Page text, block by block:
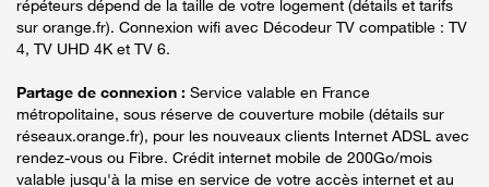
répéteurs dépend de la taille de votre logement (détails et tarifs
sur orange.fr). Connexion wifi avec Décodeur TV compatible : TV
4, TV UHD 4K et TV 6.
Partage de connexion : Service valable en France
métropolitaine, sous réserve de couverture mobile (détails sur
réseaux.orange.fr), pour les nouveaux clients Internet ADSL avec
rendez-vous ou Fibre. Crédit internet mobile de 200Go/mois
valable jusqu'à la mise en service de votre accès internet et au